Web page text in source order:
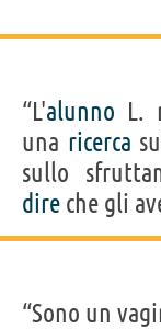
“L'alunno L.
una ricerca
sullo
dire che gli
“Sono un